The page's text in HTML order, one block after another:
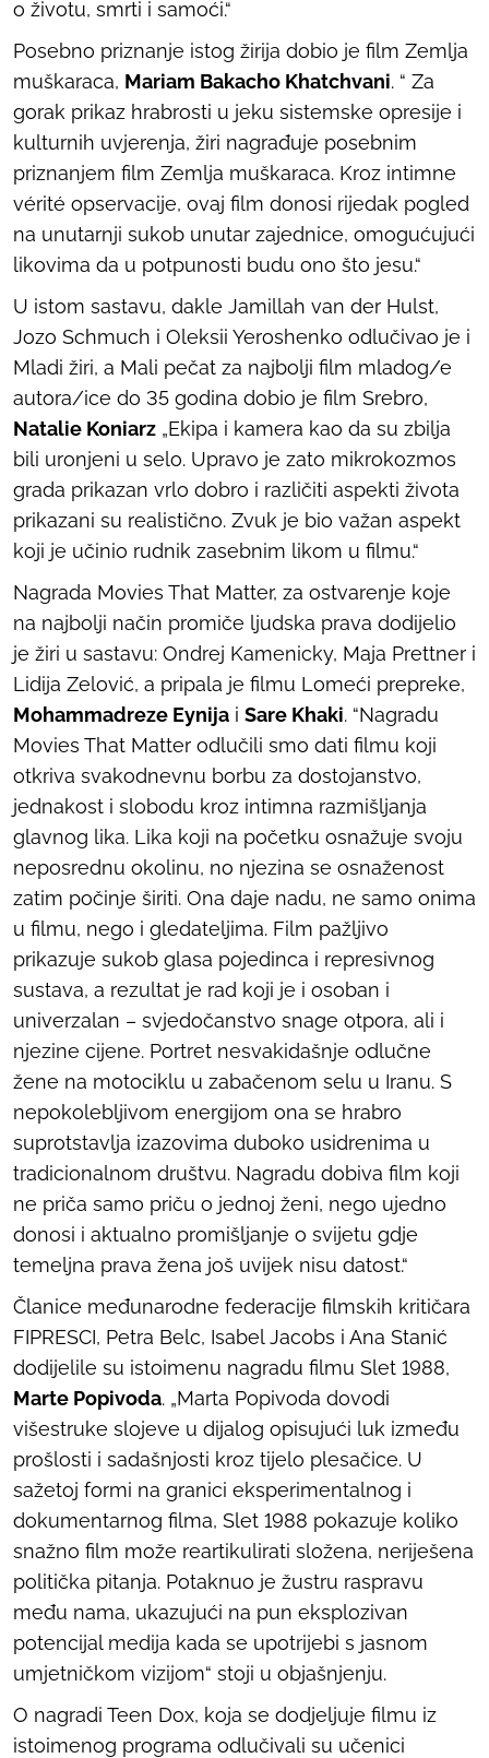
o životu, smrti i samoći.“
Posebno priznanje istog žirija dobio je film Zemlja
muškaraca, Mariam Bakacho Khatchvani. “ Za
gorak prikaz hrabrosti u jeku sistemske opresije i
kulturnih uvjerenja, žiri nagrađuje posebnim
priznanjem film Zemlja muškaraca. Kroz intimne
vérité opservacije, ovaj film donosi rijedak pogled
na unutarnji sukob unutar zajednice, omogućujući
likovima da u potpunosti budu ono što jesu.“
U istom sastavu, dakle Jamillah van der Hulst,
Jozo Schmuch i Oleksii Yeroshenko odlučivao je i
Mladi žiri, a Mali pečat za najbolji film mladog/e
autora/ice do 35 godina dobio je film Srebro,
Natalie Koniarz „Ekipa i kamera kao da su zbilja
bili uronjeni u selo. Upravo je zato mikrokozmos
grada prikazan vrlo dobro i različiti aspekti života
prikazani su realistično. Zvuk je bio važan aspekt
koji je učinio rudnik zasebnim likom u filmu.“
Nagrada Movies That Matter, za ostvarenje koje
na najbolji način promiče ljudska prava dodijelio
je žiri u sastavu: Ondrej Kamenicky, Maja Prettner i
Lidija Zelović, a pripala je filmu Lomeći prepreke,
Mohammadreze Eynija i Sare Khaki. “Nagradu
Movies That Matter odlučili smo dati filmu koji
otkriva svakodnevnu borbu za dostojanstvo,
jednakost i slobodu kroz intimna razmišljanja
glavnog lika. Lika koji na početku osnažuje svoju
neposrednu okolinu, no njezina se osnaženost
zatim počinje širiti. Ona daje nadu, ne samo onima
u filmu, nego i gledateljima. Film pažljivo
prikazuje sukob glasa pojedinca i represivnog
sustava, a rezultat je rad koji je i osoban i
univerzalan – svjedočanstvo snage otpora, ali i
njezine cijene. Portret nesvakidašnje odlučne
žene na motociklu u zabačenom selu u Iranu. S
nepokolebljivom energijom ona se hrabro
suprotstavlja izazovima duboko usidrenima u
tradicionalnom društvu. Nagradu dobiva film koji
ne priča samo priču o jednoj ženi, nego ujedno
donosi i aktualno promišljanje o svijetu gdje
temeljna prava žena još uvijek nisu datost.“
Članice međunarodne federacije filmskih kritičara
FIPRESCI, Petra Belc, Isabel Jacobs i Ana Stanić
dodijelile su istoimenu nagradu filmu Slet 1988,
Marte Popivoda. „Marta Popivoda dovodi
višestruke slojeve u dijalog opisujući luk između
prošlosti i sadašnjosti kroz tijelo plesačice. U
sažetoj formi na granici eksperimentalnog i
dokumentarnog filma, Slet 1988 pokazuje koliko
snažno film može reartikulirati složena, neriješena
politička pitanja. Potaknuo je žustru raspravu
među nama, ukazujući na pun eksplozivan
potencijal medija kada se upotrijebi s jasnom
umjetničkom vizijom“ stoji u objašnjenju.
O nagradi Teen Dox, koja se dodjeljuje filmu iz
istoimenog programa odlučivali su učenici